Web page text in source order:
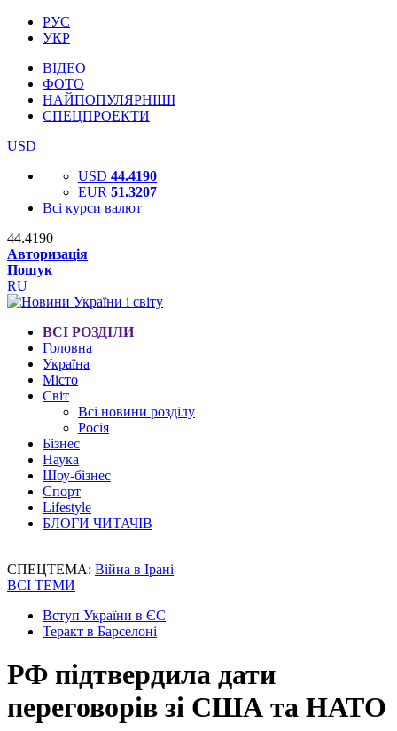
РУС
УКР
ВІДЕО
ФОТО
НАЙПОПУЛЯРНІШІ
СПЕЦПРОЕКТИ
USD
USD 44.4190
EUR 51.3207
Всі курси валют
44.4190
Авторизація
Пошук
RU
ВСІ РОЗДІЛИ
Головна
Україна
Місто
Світ
Всі новини розділу
Росія
Бізнес
Наука
Шоу-бізнес
Спорт
Lifestyle
БЛОГИ ЧИТАЧІВ
СПЕЦТЕМА: Війна в Ірані
ВСІ ТЕМИ
Вступ України в ЄС
Теракт в Барселоні
РФ підтвердила дати
переговорів зі США та НАТО